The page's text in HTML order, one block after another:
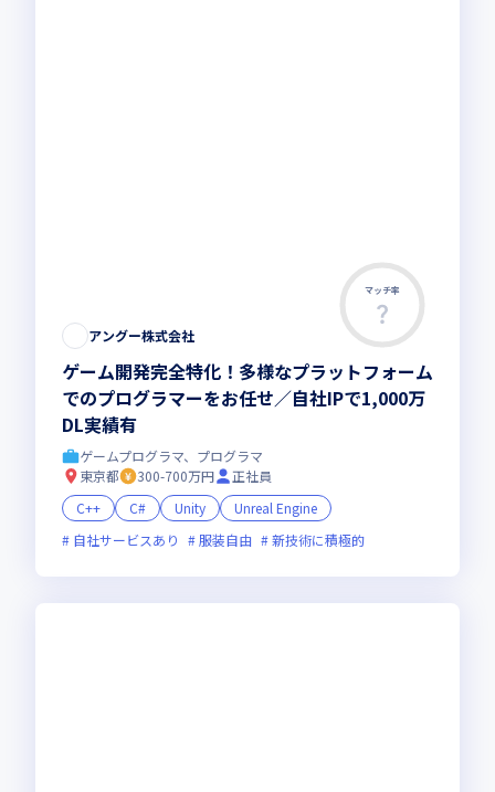
マッチ率
アングー株式会社
ゲーム開発完全特化！多様なプラットフォーム
でのプログラマーをお任せ／自社IPで1,000万
DL実績有
ゲームプログラマ、プログラマ
東京都
300-700万円
正社員
C++
C# Unity
Unreal Engine
自社サービスあり
服装自由 新技術に積極的